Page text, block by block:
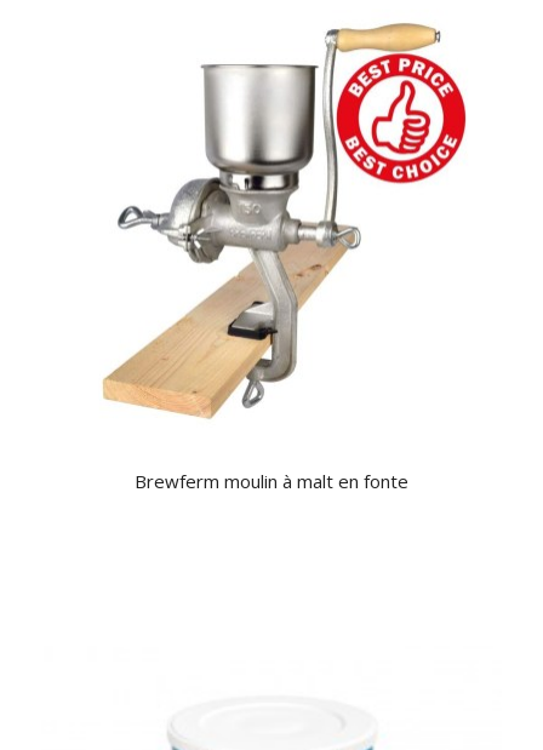
Brewferm moulin à malt en fonte